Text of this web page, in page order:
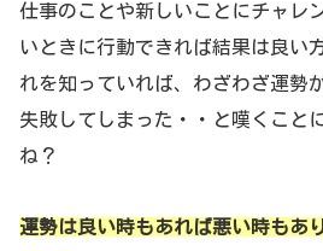
仕事のことや新しいことにチャレ
いときに行動できれば結果は良い
れを知っていれば、わざわざ運勢
失敗してしまった・・と嘆くこと
ね？
運勢は良い時もあれば悪い時もあ